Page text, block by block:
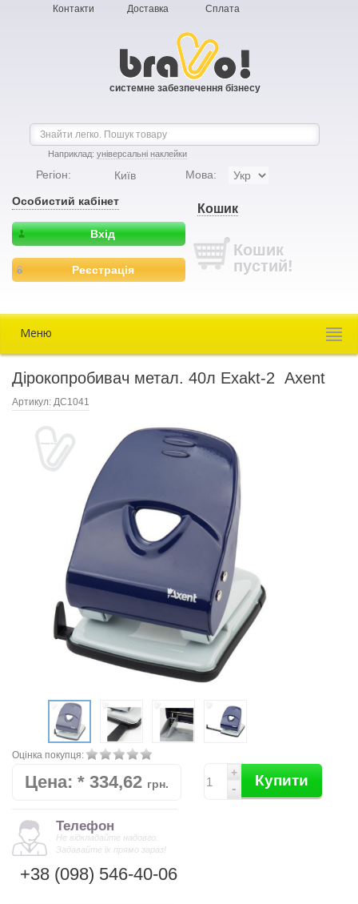
Контакти Доставка Сплата
системне забезпечення бізнесу
Наприклад: універсальні наклейки
Регіон: Київ Мова:
Особистий кабінет
Вхід
Реєстрація
Кошик
Кошик
пустий!
Меню
Дірокопробивач метал. 40л Exakt-2 Axent
Артикул: ДС1041
Оцінка покупця:
Цена: * 334,62 грн.
+
- Купити
Телефон
Не відкладайте надовго.
Задавайте їх прямо зараз!
+38 (098) 546-40-06